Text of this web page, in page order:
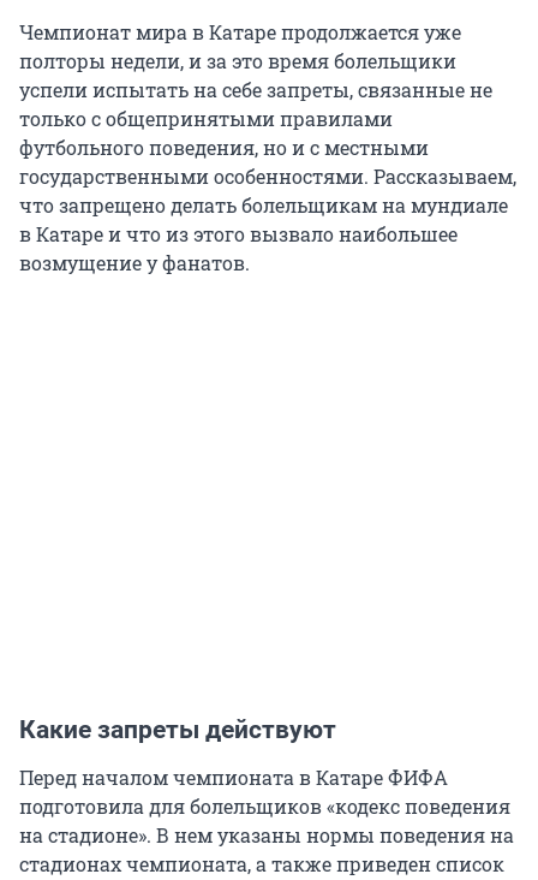
Чемпионат мира в Катаре продолжается уже
полторы недели, и за это время болельщики
успели испытать на себе запреты, связанные не
только с общепринятыми правилами
футбольного поведения, но и с местными
государственными особенностями. Рассказываем,
что запрещено делать болельщикам на мундиале
в Катаре и что из этого вызвало наибольшее
возмущение у фанатов.
Какие запреты действуют
Перед началом чемпионата в Катаре ФИФА
подготовила для болельщиков «кодекс поведения
на стадионе». В нем указаны нормы поведения на
стадионах чемпионата, а также приведен список